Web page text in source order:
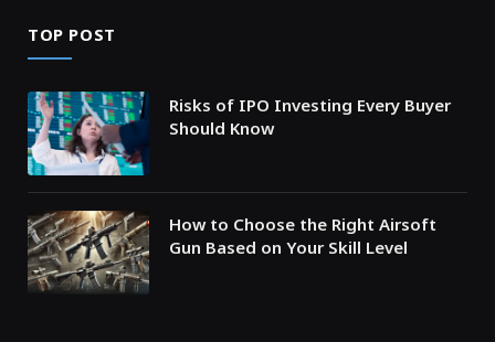
TOP POST
Risks of IPO Investing Every Buyer
Should Know
How to Choose the Right Airsoft
Gun Based on Your Skill Level